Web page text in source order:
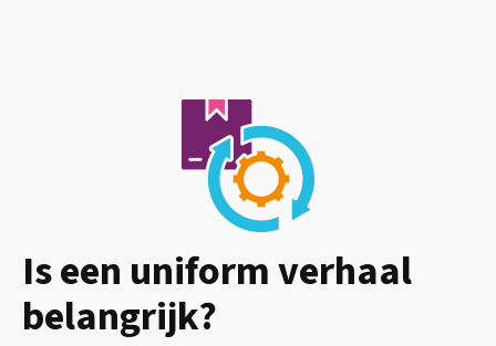
Is een uniform verhaal
belangrijk?